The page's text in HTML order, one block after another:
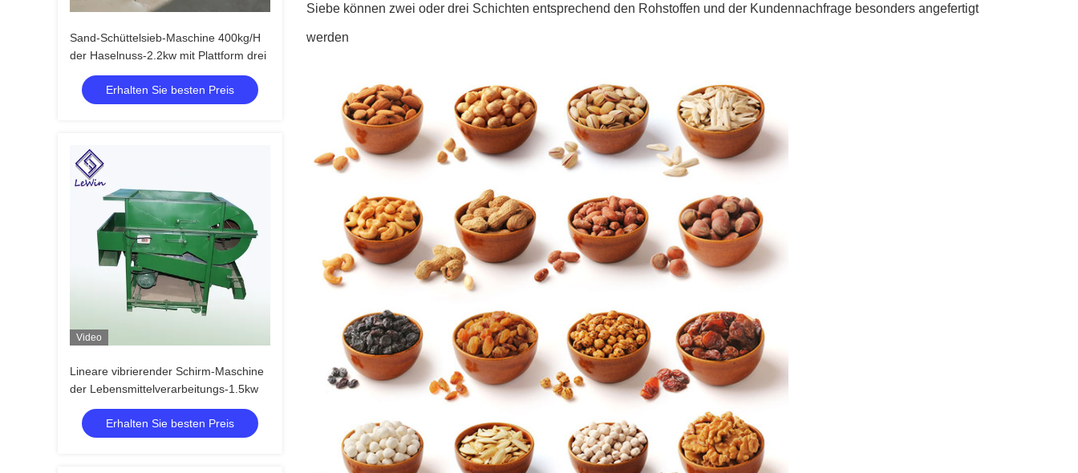
Sand-Schüttelsieb-Maschine 400kg/H
der Haselnuss-2.2kw mit Plattform drei
Erhalten Sie besten Preis
Video
Lineare vibrierender Schirm-Maschine
der Lebensmittelverarbeitungs-1.5kw
Erhalten Sie besten Preis
Siebe können zwei oder drei Schichten entsprechend den Rohstoffen und der Kundennachfrage besonders angefertigt
werden